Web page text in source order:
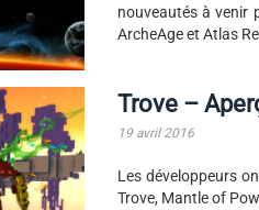
nouveautés à venir
ArcheAge et Atlas
Trove –
19 avril 2016
Les développeurs
Trove, Mantle of